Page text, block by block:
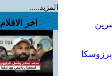
المزيد.....
اخر الافلام